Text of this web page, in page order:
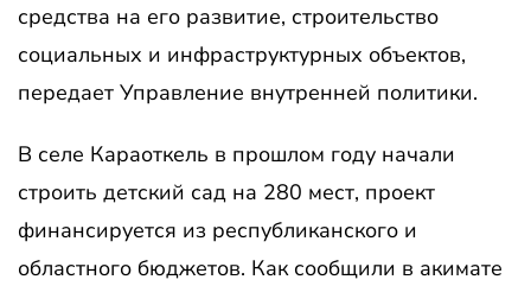
средства на его развитие, строительство
социальных и инфраструктурных объектов,
передает Управление внутренней политики.
В селе Караоткель в прошлом году начали
строить детский сад на 280 мест, проект
финансируется из республиканского и
областного бюджетов. Как сообщили в акимате